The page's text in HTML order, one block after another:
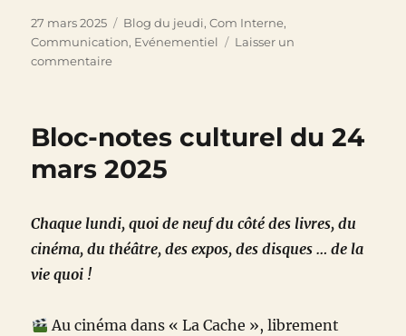
Publié
le
27 mars 2025 Catégories
Blog du jeudi,Com Interne,
Communication, Evénementiel
Laisser un
commentairesur
ou
te
chez
les
Bloc-notes culturel du 24
mars 2025
Chaque lundi, quoi de neuf du côté des livres, du
cinéma, du théâtre, des expos, des disques … de la
vie quoi !
Au cinéma dans « La Cache », librement